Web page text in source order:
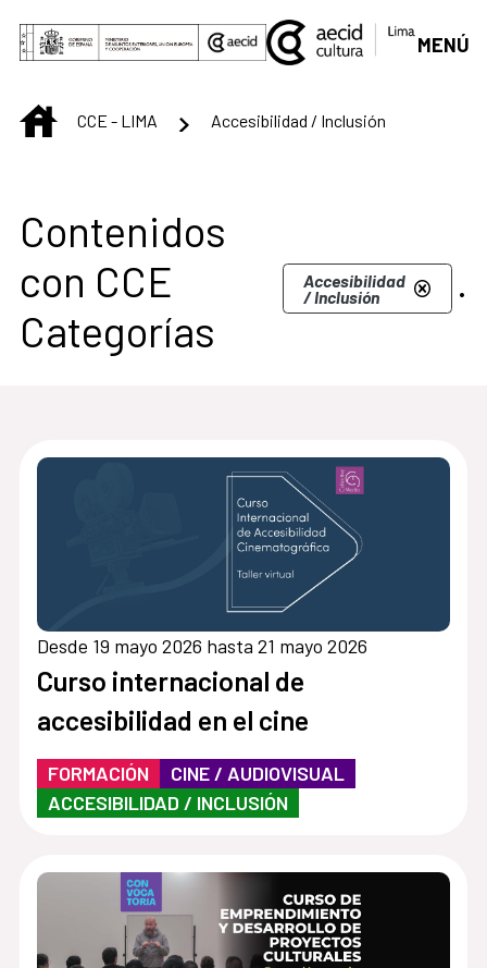
Saltar al contenido principal
MENÚ
INICIOCCE - LIMA Accesibilidad / Inclusión
Centro Cultural de
Contenidos
con CCE
Categorías
Accesibilidad
/ Inclusión .
Desde 19 mayo 2026 hasta 21 mayo 2026
Curso internacional de
accesibilidad en el cine
FORMACIÓN
CINE / AUDIOVISUAL
ACCESIBILIDAD / INCLUSIÓN